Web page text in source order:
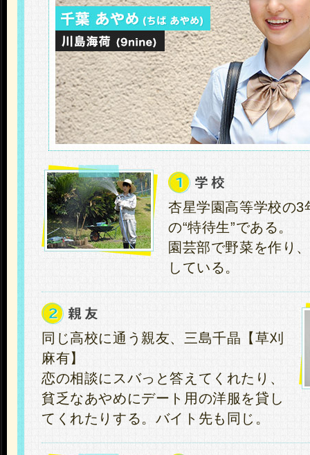
杏星学園高等学校の3
の“特待生”である。
園芸部で野菜を作り
している。
同じ高校に通う親友、三島千晶【草刈
麻有】
恋の相談にスバっと答えてくれたり、
貧乏なあやめにデート用の洋服を貸し
てくれたりする。バイト先も同じ。